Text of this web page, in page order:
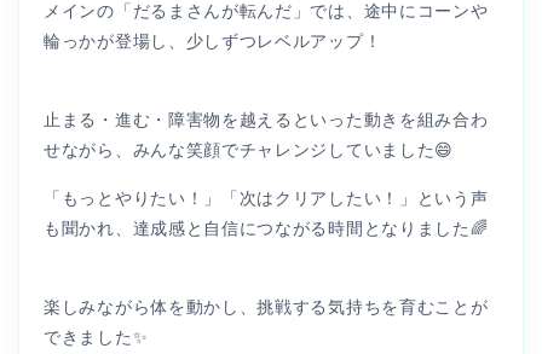
メインの「だるまさんが転んだ」では、途中にコーンや
輪っかが登場し、少しずつレベルアップ！
止まる・進む・障害物を越えるといった動きを組み合わ
せながら、みんな笑顔でチャレンジしていました😄
「もっとやりたい！」「次はクリアしたい！」という声
も聞かれ、達成感と自信につながる時間となりました🌈
楽しみながら体を動かし、挑戦する気持ちを育むことが
できました✨